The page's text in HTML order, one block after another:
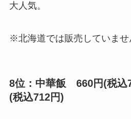
大人気。
※北海道では販売していませ
8位：中華飯 660円(税
(税込712円)